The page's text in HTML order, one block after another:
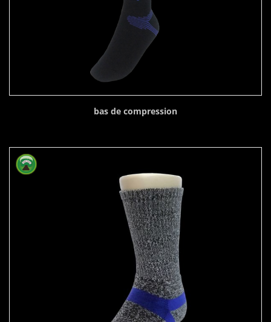
bas de compression